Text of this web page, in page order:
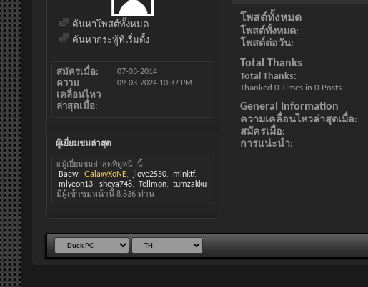
ค้นหาโพสต์ทั้งหมด
ค้นหากระทู้ที่เริ่มตั้ง
สมัครเมื่อ 07-03-2014
ความ
เคลื่อนไหว
ล่าสุดเมื่อ
09-03-2024 10:37 PM
ผู้เยี่ยมชมล่าสุด
8 ผู้เยี่ยมชมล่าสุดที่ดูหน้านี้:
Baew GalaxyXoNE jlove2550
minktf
miyeon13
sheva748 Tellmon
tumzakku
มีผู้เข้าชมหน้านี้ 8,836 ท่าน
โพสต์ทั้งหมด
โพสต์ทั้งหมด
โพสต์ต่อวัน
Total Thanks
Total Thanks
Thanked 0 Times in 0 Posts
General Information
ความเคลื่อนไหวล่าสุดเมื่อ
สมัครเมื่อ
การแน่ะนำ